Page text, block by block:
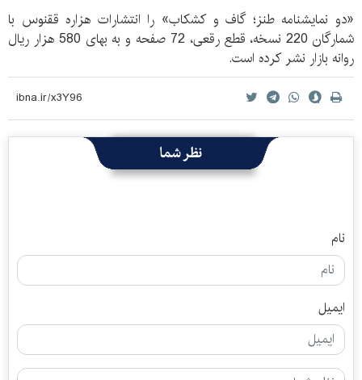
«دو نمایشنامه طنز؛ گاف و کشکاب» را انتشارات هزاره ققنوس با
شمارگان 220 نسخه، قطع رقعی، 72 صفحه و به بهای 580‌ هزار ریال
روانه بازار نشر کرده است.
نظر شما
نام
ایمیل